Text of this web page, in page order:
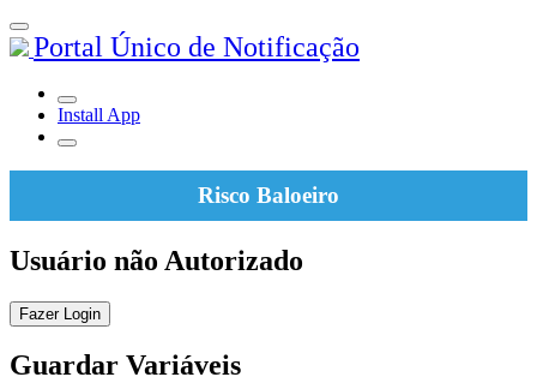
Portal Único de Notificação
Install App
Risco Baloeiro
Usuário não Autorizado
Fazer Login
Guardar Variáveis